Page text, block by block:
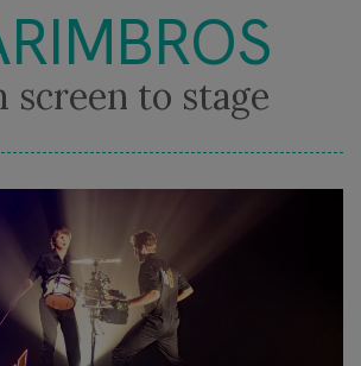
screen to stage